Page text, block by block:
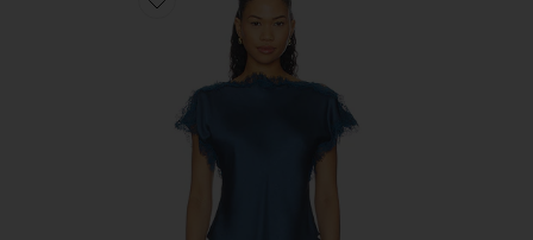
Favorite LUNA トップ